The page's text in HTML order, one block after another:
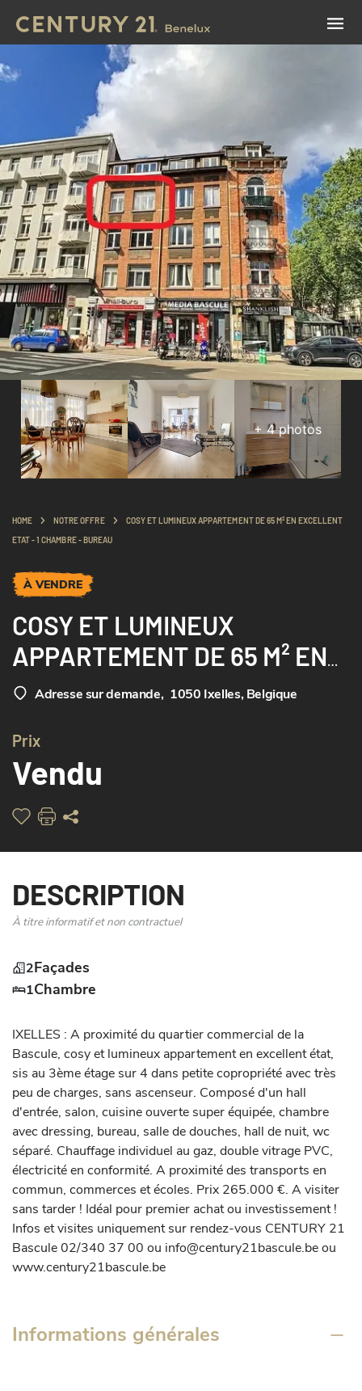
+4photos
HOME NOTRE OFFRE
COSY ET LUMINEUX APPARTEMENT DE 65 M² EN EXCELLENT
ETAT - 1 CHAMBRE - BUREAU
À VENDRE
COSY ET LUMINEUX
APPARTEMENT DE 65 M² EN
EXCELLENT ETAT - 1
Adresse sur demande, 1050 Ixelles, Belgique
Prix
Vendu
DESCRIPTION
À titre informatif et non contractuel
2Façades
1Chambre
IXELLES : A proximité du quartier commercial de la
Bascule, cosy et lumineux appartement en excellent état,
sis au 3ème étage sur 4 dans petite copropriété avec très
peu de charges, sans ascenseur. Composé d'un hall
d'entrée, salon, cuisine ouverte super équipée, chambre
avec dressing, bureau, salle de douches, hall de nuit, wc
séparé. Chauffage individuel au gaz, double vitrage PVC,
électricité en conformité. A proximité des transports en
commun, commerces et écoles. Prix 265.000 €. A visiter
sans tarder ! Idéal pour premier achat ou investissement !
Infos et visites uniquement sur rendez-vous CENTURY 21
Bascule 02/340 37 00 ou info@century21bascule.be ou
www.century21bascule.be
Informations générales